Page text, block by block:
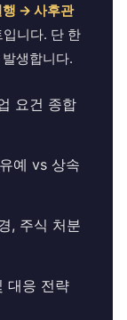
→ 사후관
니다. 단 한
생합니다.
요건 종합
예 vs 상속
, 주식 처분
대응 전략